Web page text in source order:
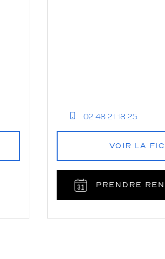
02 48 21 18 25
VOIR LA
PRENDRE